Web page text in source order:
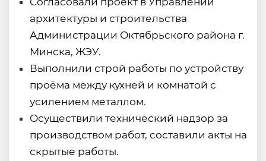
архитектуры и строительства
Администрации Октябрьского района г.
Минска, ЖЭУ.
Выполнили строй работы по устройству
проёма между кухней и комнатой с
усилением металлом.
Осуществили технический надзор за
производством работ, составили акты на
скрытые работы.